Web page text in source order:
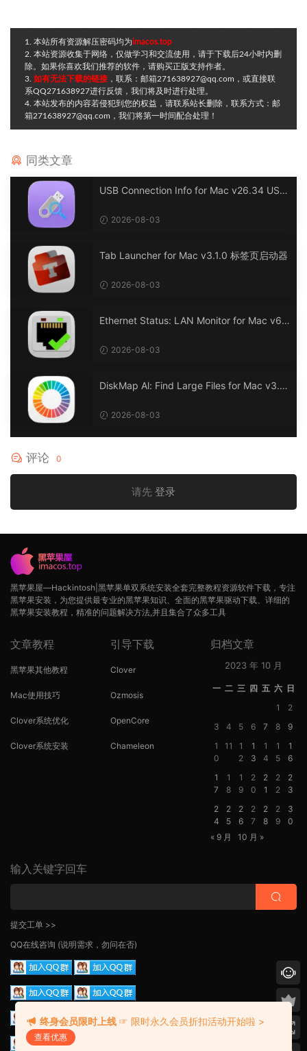
1. 本站所有资源解压密码均为imacos.top
2. 本站资源收集于网络，仅做学习和交流使用，请于下载后24小时内删
除。如果你喜欢我们推荐的软件，请购买正版支持作者。
3. 如有无法下载的链接 ，联系：邮箱271638927@qq.com，或直接联
系QQ271638927进行反馈，我们将及时进行处理。
4. 本站发布的内容若侵犯到您的权益，请联系站长删除，联系方式：邮
箱271638927@qq.com，我们将第一时间配合处理！
同类文章
USB Connection Info for Mac v26.34 USB
2026-08-03
Tab Launcher for Mac v3.1.0 标签页启动器
2026-08-03
Ethernet Status: LAN Monitor for Mac v6.
2026-08-03
DiskMap Al: Find Large Files for Mac v3.1
2026-08-03
评论 0
请先 登录
黑苹果屋—Hackintosh|黑苹果单双系统安装全套完整教程资源软件下载，专注
黑苹果安装，为您提供最专业的黑苹果知识、全面的黑苹果驱动下载、详细的
黑苹果安装教程，精准的问题解决方法,并且集合了众多工具
文章教程
黑苹果其他教程
Mac使用技巧
Clover系统优化
Clover系统安装
引导下载
Clover
Ozmosis
OpenCore
Chameleon
归档文章
2023 年 10 月
一 二 三 四 五 六 日
1
2
3
4 5 6 7 8
9
1
0
11
1
2
1
3
1
4
1
5
1
6
1
7
1
8
1
9
2
0
2
1
2
2
2
3
2
4
2
5
2
6
2
7
2
8
2
9
3
0
« 9 月
10 月 »
输入关键字回车
提交工单 >>
QQ在线咨询 (说明需求，勿问在否)
终身会员限时上线 ☞ 限时永久会员折扣活动开始啦 >
查看优惠